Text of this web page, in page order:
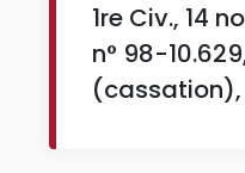
1re Civ., 14
n° 98-